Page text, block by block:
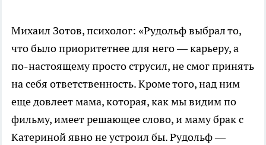
Михаил Зотов, психолог: «Рудольф выбрал то,
что было приоритетнее для него — карьеру, а
по-настоящему просто струсил, не смог принять
на себя ответственность. Кроме того, над ним
еще довлеет мама, которая, как мы видим по
фильму, имеет решающее слово, и маму брак с
Катериной явно не устроил бы. Рудольф —